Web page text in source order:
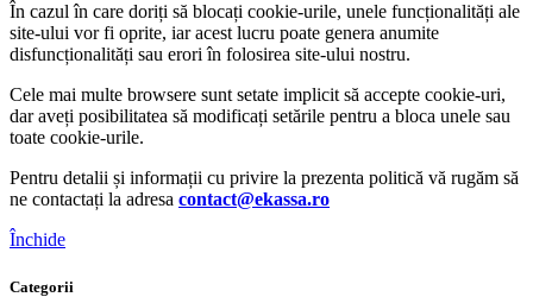
În cazul în care doriți să blocați cookie-urile, unele funcționalități ale
site-ului vor fi oprite, iar acest lucru poate genera anumite
disfuncționalități sau erori în folosirea site-ului nostru.
Cele mai multe browsere sunt setate implicit să accepte cookie-uri,
dar aveți posibilitatea să modificați setările pentru a bloca unele sau
toate cookie-urile.
Pentru detalii și informații cu privire la prezenta politică vă rugăm să
ne contactați la adresa contact@ekassa.ro
Închide
Categorii